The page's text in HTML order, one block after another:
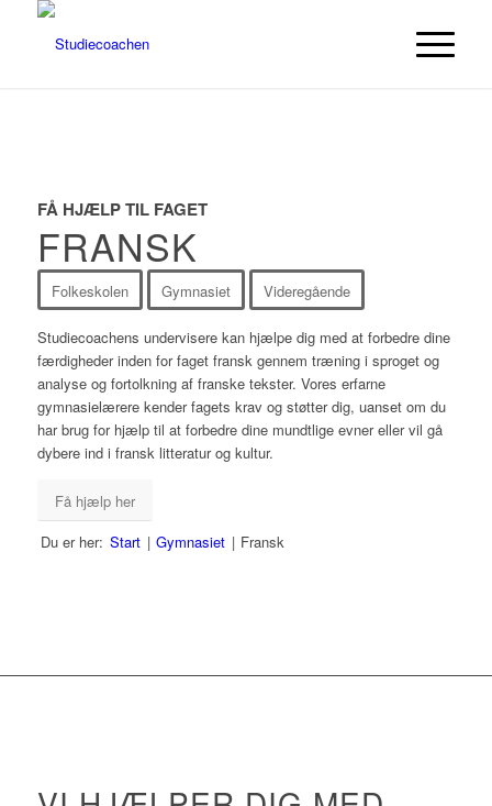
FÅ HJÆLP TIL FAGET
FRANSK
Folkeskolen Gymnasiet Videregående
Studiecoachens undervisere kan hjælpe dig med at forbedre dine
færdigheder inden for faget fransk gennem træning i sproget og
analyse og fortolkning af franske tekster. Vores erfarne
gymnasielærere kender fagets krav og støtter dig, uanset om du
har brug for hjælp til at forbedre dine mundtlige evner eller vil gå
dybere ind i fransk litteratur og kultur.
Få hjælp her
Du er her: Start | Gymnasiet | Fransk